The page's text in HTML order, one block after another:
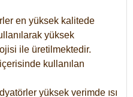
en yüksek kalitede
yüksek
ile üretilmektedir.
kullanılan
yüksek verimde ısı